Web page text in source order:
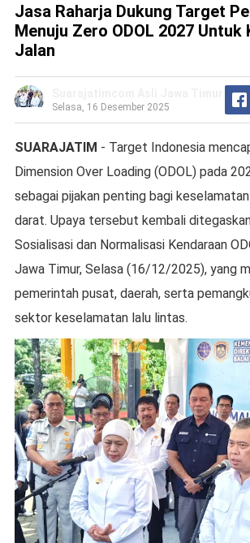
Jasa Raharja Dukung Target
Menuju Zero ODOL 2027 Untuk
Jalan
Selasa, 16 Desember 2025
SUARAJATIM - Target Indonesia
Dimension Over Loading (ODOL) pada
sebagai pijakan penting bagi
darat. Upaya tersebut kembali
Sosialisasi dan Normalisasi Kendaraan
Jawa Timur, Selasa (16/12/2025), yang
pemerintah pusat, daerah, serta
sektor keselamatan lalu lintas.